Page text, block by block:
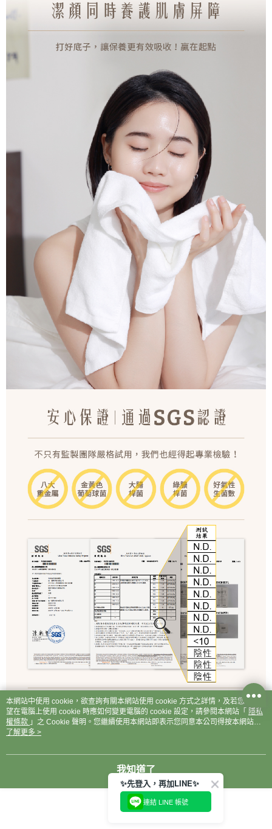
本網站中使用 cookie，欲查詢有關本網站使用 cookie 方式之詳情，及若您不希
望在電腦上使用 cookie 時應如何變更電腦的 cookie 設定，請參閱本網站「 隱私
權條款 」之 Cookie 聲明。您繼續使用本網站即表示您同意本公司得按本網站使
用條款之 Cookie 聲明使用 cookie。
了解更多 >
我知道了
✨先登入，再加LINE✨
連結 LINE 帳號